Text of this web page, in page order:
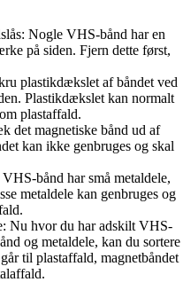
Nogle VHS-bånd har en
på siden. Fjern dette først,
plastikdækslet af båndet ved
Plastikdækslet kan normalt
plastaffald.
det magnetiske bånd ud af
kan ikke genbruges og skal
bånd har små metaldele,
metaldele kan genbruges og
Nu hvor du har adskilt VHS-
og metaldele, kan du sortere
til plastaffald, magnetbåndet